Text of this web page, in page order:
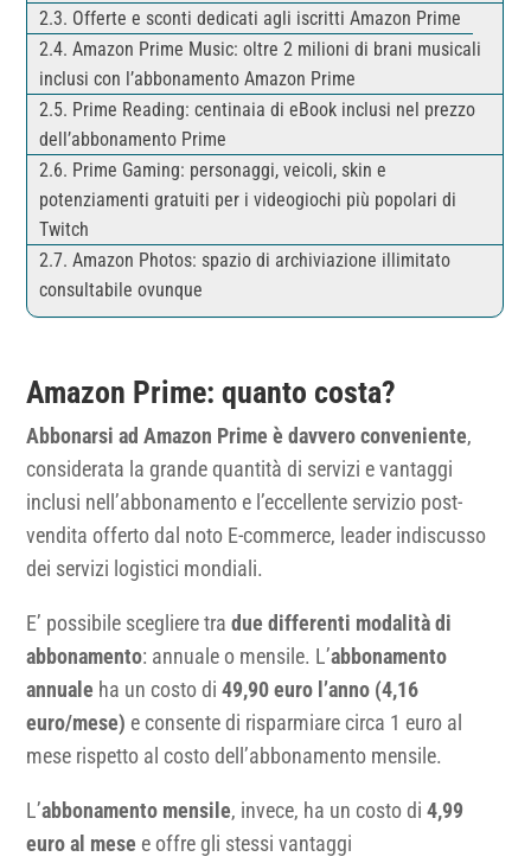
Offerte e sconti dedicati agli iscritti Amazon Prime
Amazon Prime Music: oltre 2 milioni di brani musicali
inclusi con l’abbonamento Amazon Prime
Prime Reading: centinaia di eBook inclusi nel prezzo
dell’abbonamento Prime
Prime Gaming: personaggi, veicoli, skin e
potenziamenti gratuiti per i videogiochi più popolari di
Twitch
Amazon Photos: spazio di archiviazione illimitato
consultabile ovunque
Amazon Prime: quanto costa?
Abbonarsi ad Amazon Prime è davvero conveniente,
considerata la grande quantità di servizi e vantaggi
inclusi nell’abbonamento e l’eccellente servizio post-
vendita offerto dal noto E-commerce, leader indiscusso
dei servizi logistici mondiali.
E’ possibile scegliere tradue differenti modalità di
abbonamento: annuale o mensile. L’abbonamento
annuale ha un costo di49,90 euro l’anno (4,16
euro/mese) e consente di risparmiare circa 1 euro al
mese rispetto al costo dell’abbonamento mensile.
L’abbonamento mensile, invece, ha un costo di4,99
euro al mese e offre gli stessi vantaggi